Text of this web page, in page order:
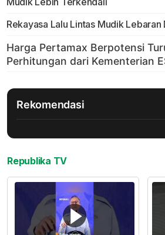
Rekayasa Lalu Lintas Mudik
Rekomendasi
Republika TV